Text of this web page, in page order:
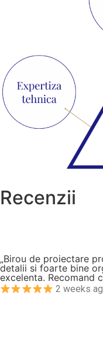
Recenzii
„Birou de proiectare
detalii si foarte bine
excelenta. Recomand
2 weeks